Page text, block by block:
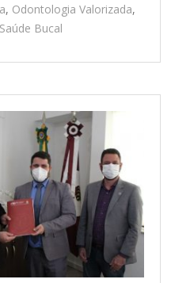
, Odontologia Valorizada,
Saúde Bucal